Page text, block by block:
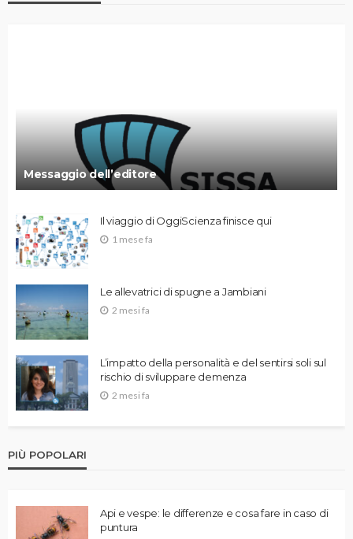
Messaggio dell’editore
Il viaggio di OggiScienza finisce qui
1 mese fa
Le allevatrici di spugne a Jambiani
2 mesi fa
L’impatto della personalità e del sentirsi soli sul
rischio di sviluppare demenza
2 mesi fa
PIÙ POPOLARI
Api e vespe: le differenze e cosa fare in caso di
puntura